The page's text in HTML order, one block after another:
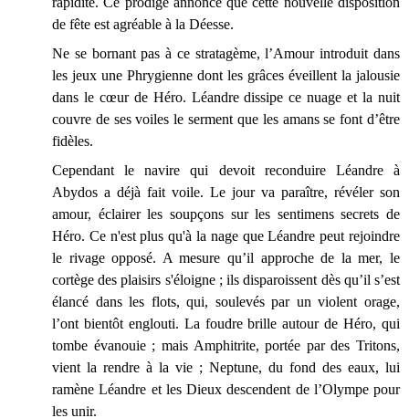
de fête est agréable à la Déesse.
Ne se bornant pas à ce stratagème, l’Amour introduit dans
les jeux une Phrygienne dont les grâces éveillent la jalousie
dans le cœur de Héro. Léandre dissipe ce nuage et la nuit
couvre de ses voiles le serment que les amans se font d’être
fidèles.
Cependant le navire qui devoit reconduire Léandre à
Abydos a déjà fait voile. Le jour va paraître, révéler son
amour, éclairer les soupçons sur les sentimens secrets de
Héro. Ce n'est plus qu'à la nage que Léandre peut rejoindre
le rivage opposé. A mesure qu’il approche de la mer, le
cortège des plaisirs s'éloigne ; ils disparoissent dès qu’il s’est
élancé dans les flots, qui, soulevés par un violent orage,
l’ont bientôt englouti. La foudre brille autour de Héro, qui
tombe évanouie ; mais Amphitrite, portée par des Tritons,
vient la rendre à la vie ; Neptune, du fond des eaux, lui
ramène Léandre et les Dieux descendent de l’Olympe pour
les unir.